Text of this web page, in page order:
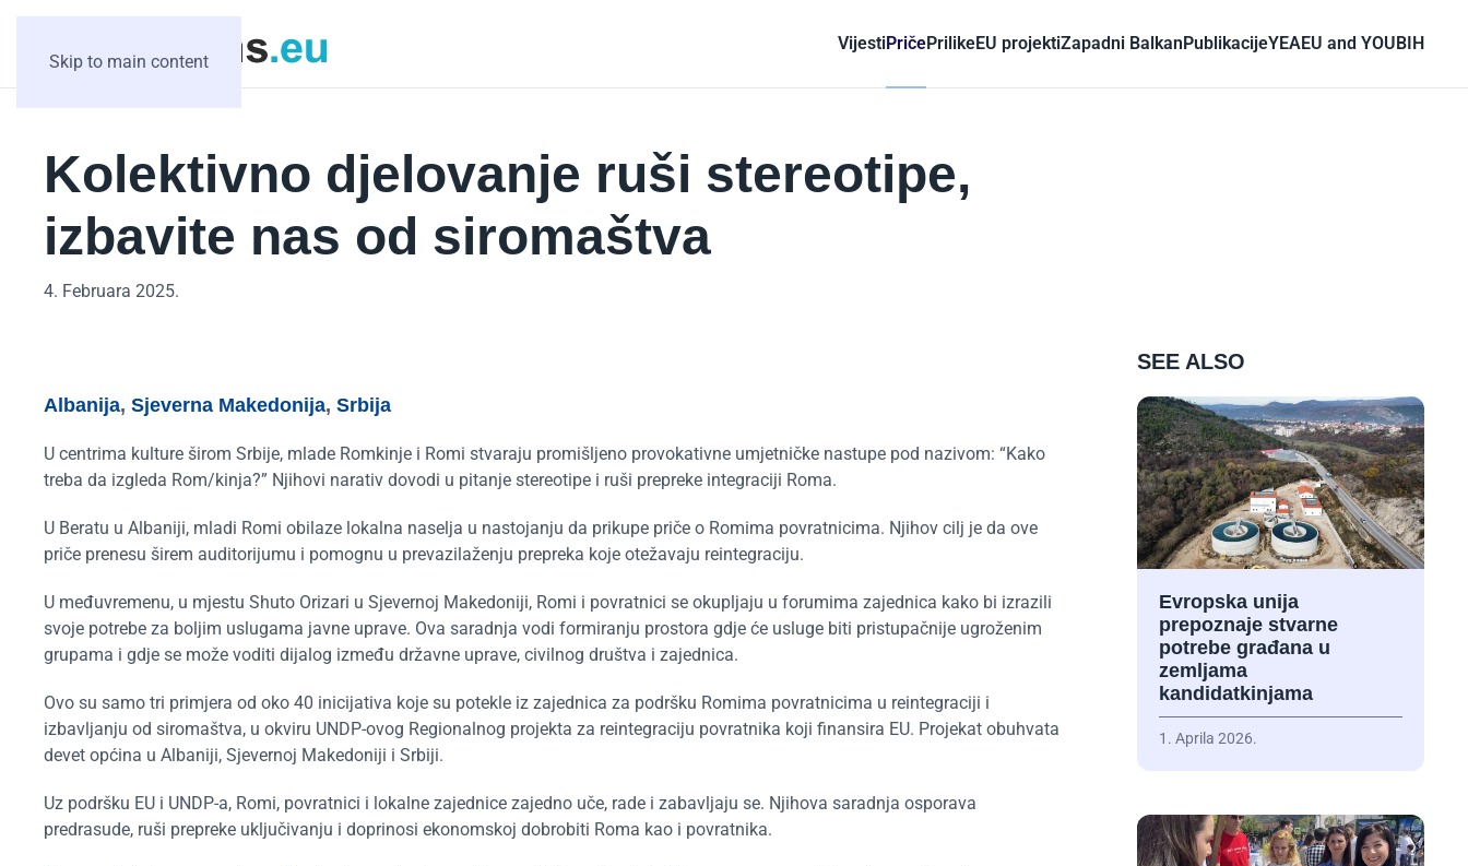
Skip to main content
VijestiPričePrilikeEU projektiZapadni BalkanPublikacijeYEAEU and YOUBIH
Kolektivno djelovanje ruši stereotipe,
izbavite nas od siromaštva
4. Februara 2025.
Albanija, Sjeverna Makedonija, Srbija
U centrima kulture širom Srbije, mlade Romkinje i Romi stvaraju promišljeno provokativne umjetničke nastupe pod nazivom: “Kako
treba da izgleda Rom/kinja?” Njihovi narativ dovodi u pitanje stereotipe i ruši prepreke integraciji Roma.
U Beratu u Albaniji, mladi Romi obilaze lokalna naselja u nastojanju da prikupe priče o Romima povratnicima. Njihov cilj je da ove
priče prenesu širem auditorijumu i pomognu u prevazilaženju prepreka koje otežavaju reintegraciju.
U međuvremenu, u mjestu Shuto Orizari u Sjevernoj Makedoniji, Romi i povratnici se okupljaju u forumima zajednica kako bi izrazili
svoje potrebe za boljim uslugama javne uprave. Ova saradnja vodi formiranju prostora gdje će usluge biti pristupačnije ugroženim
grupama i gdje se može voditi dijalog između državne uprave, civilnog društva i zajednica.
Ovo su samo tri primjera od oko 40 inicijativa koje su potekle iz zajednica za podršku Romima povratnicima u reintegraciji i
izbavljanju od siromaštva, u okviru UNDP-ovog Regionalnog projekta za reintegraciju povratnika koji finansira EU. Projekat obuhvata
devet općina u Albaniji, Sjevernoj Makedoniji i Srbiji.
Uz podršku EU i UNDP-a, Romi, povratnici i lokalne zajednice zajedno uče, rade i zabavljaju se. Njihova saradnja osporava
predrasude, ruši prepreke uključivanju i doprinosi ekonomskoj dobrobiti Roma kao i povratnika.
SEE ALSO
Evropska unija
prepoznaje stvarne
potrebe građana u
zemljama
kandidatkinjama
1. Aprila 2026.